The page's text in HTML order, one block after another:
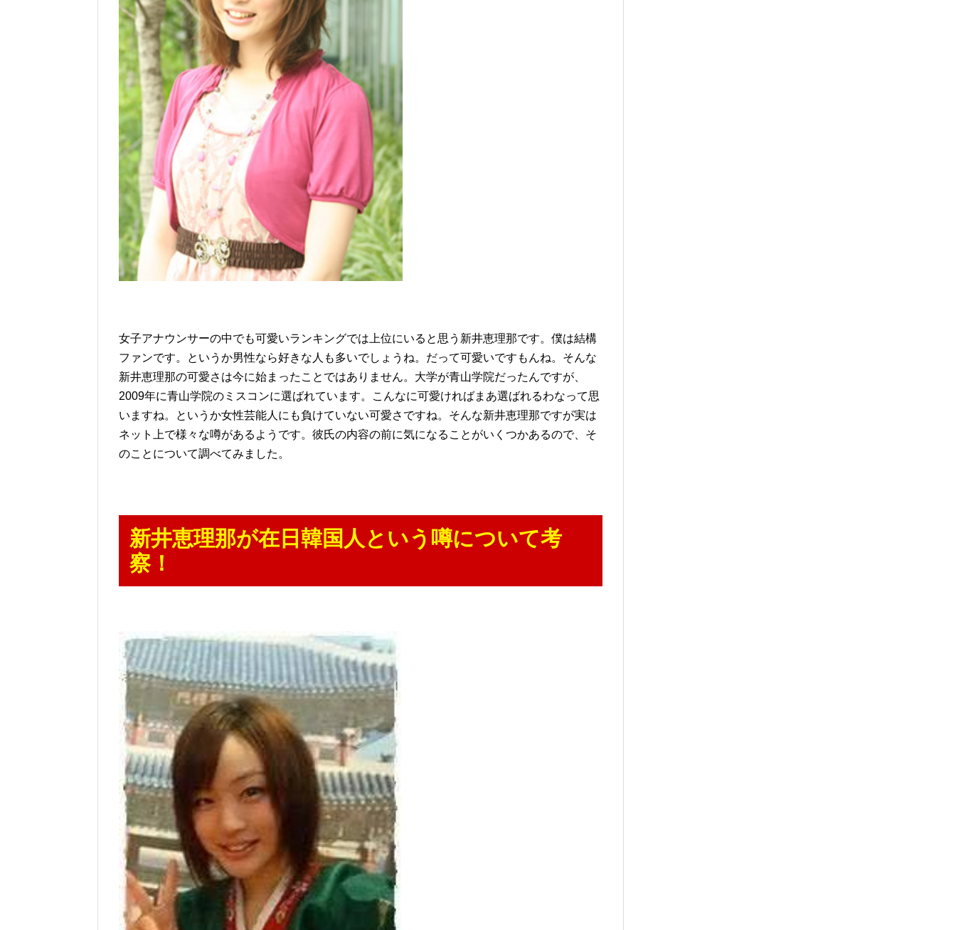
女子アナウンサーの中でも可愛いランキングでは上位にいると思う新井恵理那です。僕は結構
ファンです。というか男性なら好きな人も多いでしょうね。だって可愛いですもんね。そんな
新井恵理那の可愛さは今に始まったことではありません。大学が青山学院だったんですが、
2009年に青山学院のミスコンに選ばれています。こんなに可愛ければまあ選ばれるわなって思
いますね。というか女性芸能人にも負けていない可愛さですね。そんな新井恵理那ですが実は
ネット上で様々な噂があるようです。彼氏の内容の前に気になることがいくつかあるので、そ
のことについて調べてみました。
新井恵理那が在日韓国人という噂について考
察！